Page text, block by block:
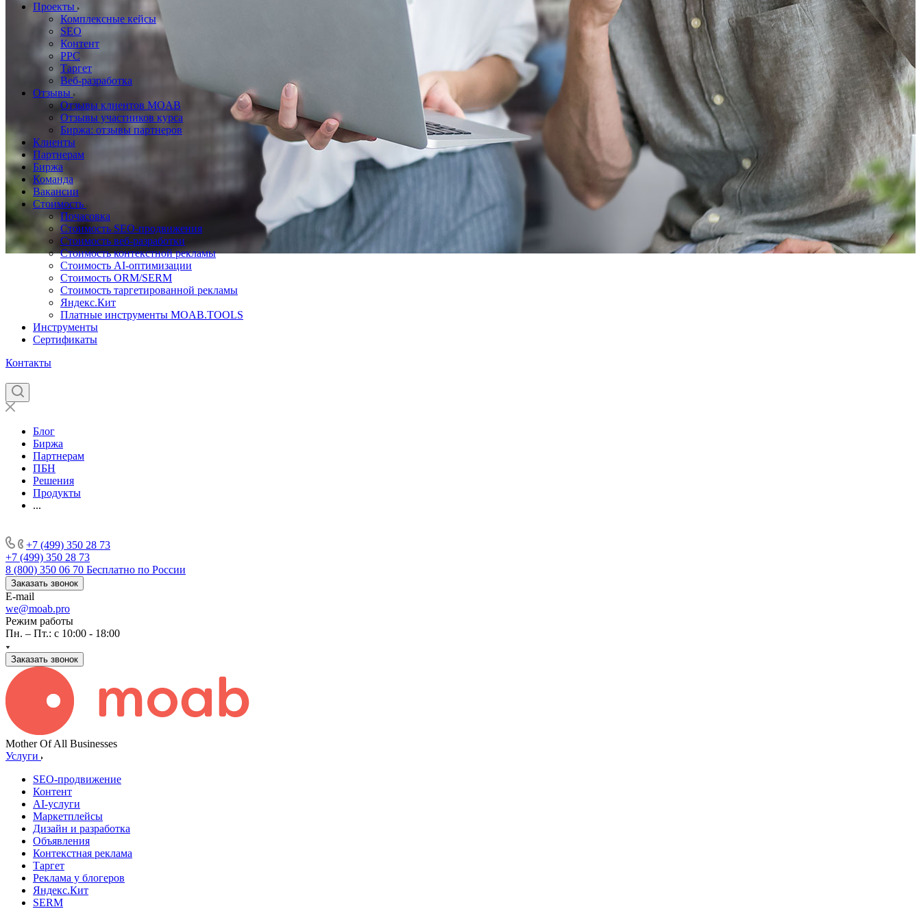
Проекты
Комплексные кейсы
SEO
Контент
PPC
Таргет
Веб-разработка
Отзывы
Отзывы клиентов MOAB
Отзывы участников курса
Биржа: отзывы партнеров
Клиенты
Партнерам
Биржа
Команда
Вакансии
Стоимость
Почасовка
Стоимость SEO-продвижения
Стоимость веб-разработки
Стоимость контекстной рекламы
Стоимость AI-оптимизации
Стоимость ORM/SERM
Стоимость таргетированной рекламы
Яндекс.Кит
Платные инструменты MOAB.TOOLS
Инструменты
Сертификаты
Контакты
Блог
Биржа
Партнерам
ПБН
Решения
Продукты
...
+7 (499) 350 28 73
+7 (499) 350 28 73
8 (800) 350 06 70 Бесплатно по России
Заказать звонок
E-mail
we@moab.pro
Режим работы
Пн. – Пт.: с 10:00 - 18:00
Заказать звонок
Mother Of All Businesses
Услуги
SEO-продвижение
Контент
AI-услуги
Маркетплейсы
Дизайн и разработка
Объявления
Контекстная реклама
Таргет
Реклама у блогеров
Яндекс.Кит
SERM